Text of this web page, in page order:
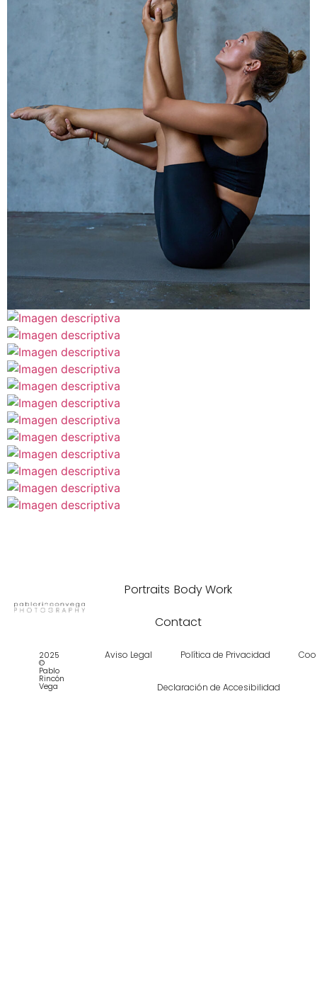
Portraits Body Work
Contact
2025
©
Pablo
Rincón
Vega
Aviso Legal Política de Privacidad
Declaración de Accesibilidad